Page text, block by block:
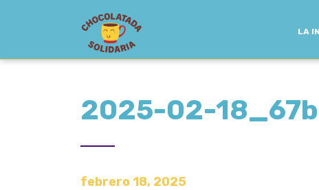
LA
2025-02-
febrero 18, 2025